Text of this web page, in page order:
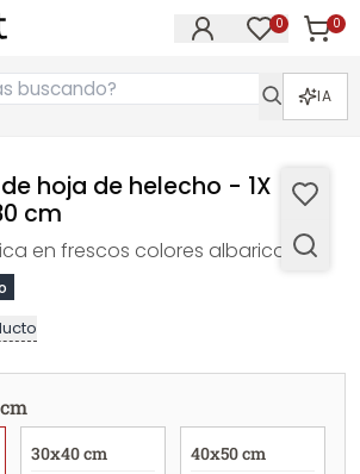
0 0
IA
hoja de helecho - 1X
cm
en frescos colores albaricoque.
30x40 cm 40x50 cm